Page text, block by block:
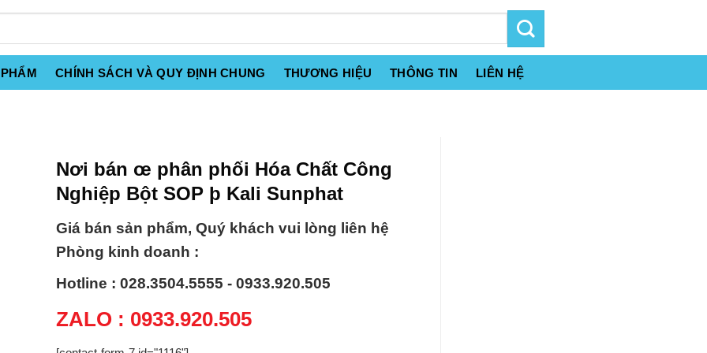
CHÍNH SÁCH VÀ QUY ĐỊNH CHUNG THƯƠNG HIỆU THÔNG TIN LIÊN HỆ
Nơi bán œ phân phối Hóa Chất Công
Nghiệp Bột SOP þ Kali Sunphat
Giá bán sản phẩm, Quý khách vui lòng liên hệ
Phòng kinh doanh :
Hotline : 028.3504.5555 - 0933.920.505
ZALO : 0933.920.505